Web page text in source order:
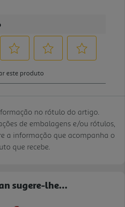
no rótulo do artigo.
de embalagens e/ou rótulos,
a informação que acompanha o
que recebe.
sugere-lhe...